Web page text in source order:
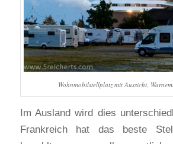
Wohnmobilstellplatz mit Aussicht,
Im Ausland wird dies
Frankreich hat das beste